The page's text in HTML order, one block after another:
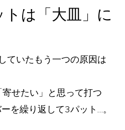
は「大皿」に
ていたもう一つの原因は
せたい」と思って打つ
を繰り返して3パット…。